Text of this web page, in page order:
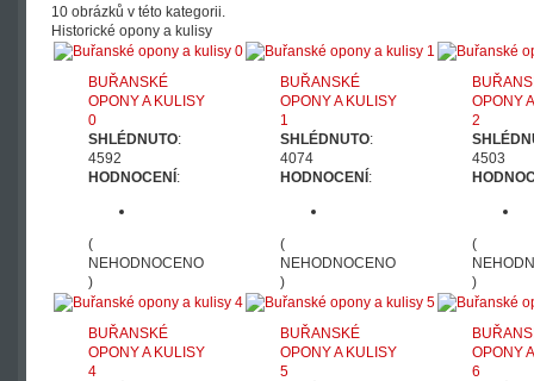
10 obrázků v této kategorii.
Historické opony a kulisy
BUŘANSKÉ
OPONY A KULISY
0
SHLÉDNUTO:
4592
HODNOCENÍ :
(
NEHODNOCENO
)
BUŘANSKÉ
OPONY A KULISY
1
SHLÉDNUTO:
4074
HODNOCENÍ :
(
NEHODNOCENO
)
OPONY
2
4503
(
)
BUŘANSKÉ
OPONY A KULISY
4
BUŘANSKÉ
OPONY A KULISY
5
OPONY
6